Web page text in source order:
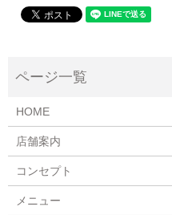
HOME
店舗案内
コンセプト
メニュー